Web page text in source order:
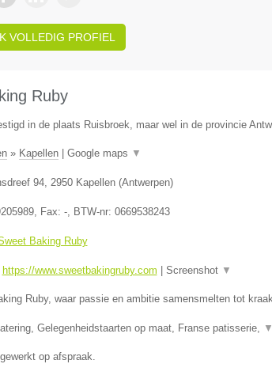
VOLLEDIG PROFIEL
Ruby
in de plaats Ruisbroek, maar wel in de provincie
» Kapellen| Google maps ▼
94, 2950 Kapellen(Antwerpen)
, Fax: -, BTW-nr: 0669538243
Baking Ruby
https://www.sweetbakingruby.com Screenshot ▼
Ruby, waar passie en ambitie samensmelten tot
Gelegenheidstaarten op maat, Franse patisserie, ▼
op afspraak.